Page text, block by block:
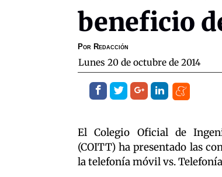
beneficio
Por Redacción
lunes 20 de octubre de 2014
El Colegio Oficial de
(COITT) ha presentado las
la telefonía móvil vs.